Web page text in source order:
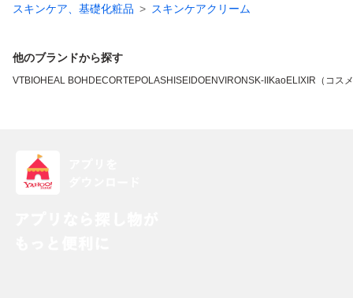
スキンケア、基礎化粧品
スキンケアクリーム
他のブランドから探す
VTBIOHEAL BOH DECORTEPOLASHISEIDOENVIRONSK-II KaoELIXIR（コス